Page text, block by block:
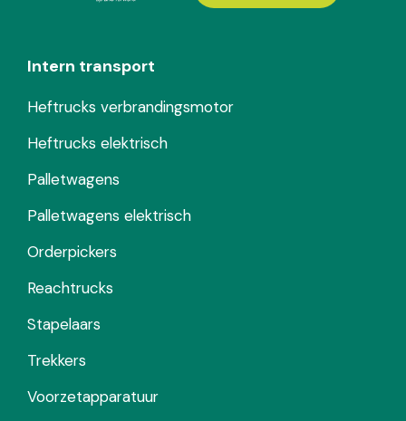
Intern transport
Heftrucks verbrandingsmotor
Heftrucks elektrisch
Palletwagens
Palletwagens elektrisch
Orderpickers
Reachtrucks
Stapelaars
Trekkers
Voorzetapparatuur